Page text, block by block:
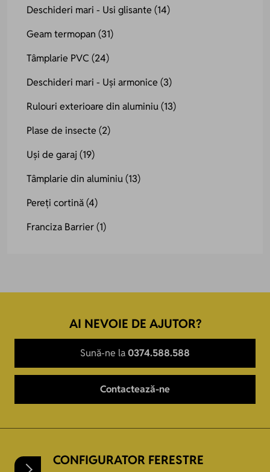
Deschideri mari - Usi glisante (14)
Geam termopan (31)
Tâmplarie PVC (24)
Deschideri mari - Uși armonice (3)
Rulouri exterioare din aluminiu(13)
Plase de insecte (2)
Uși de garaj(19)
Tâmplarie din aluminiu(13)
Pereți cortină(4)
Franciza Barrier(1)
AI NEVOIE DE AJUTOR?
Sună-ne la 0374.588.588
Contactează-ne
CONFIGURATOR FERESTRE